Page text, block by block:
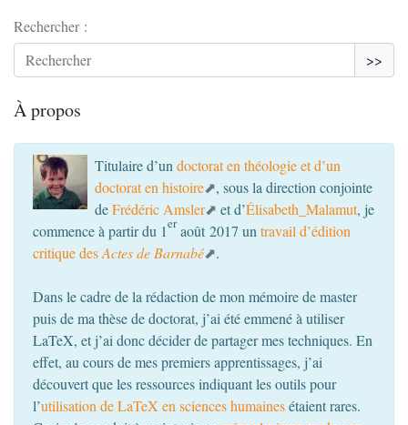
Rechercher :
>>
À propos
Titulaire d’un doctorat en théologie et d’un
doctorat en histoire
, sous la direction conjointe
deFrédéric Amsler et d’Élisabeth_Malamut, je
commence à partir du 1er août 2017 un travail d’édition
critique desActes de Barnabé .
Dans le cadre de la rédaction de mon mémoire de master
puis de ma thèse de doctorat, j’ai été emmené à utiliser
LaTeX, et j’ai donc décider de partager mes techniques. En
effet, au cours de mes premiers apprentissages, j’ai
découvert que les ressources indiquant les outils pour
l’utilisation de LaTeX en sciences humainesétaient rares.